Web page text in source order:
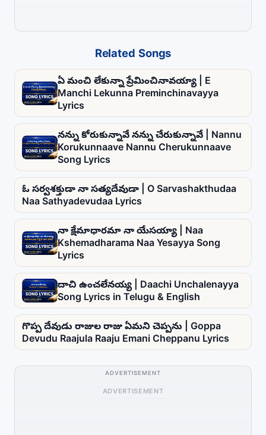
Related Songs
ఏ మంచి లేకున్నా ప్రేమించినావయ్యా | E
Manchi Lekunna Preminchinavayya
Lyrics
నన్ను కోరుకున్నావే నన్ను చేరుకున్నావే | Nannu
Korukunnaave Nannu Cherukunnaave
Song Lyrics
ఓ సర్వశక్తుడా నా సత్యదేవుడా | O Sarvashakthudaa
Naa Sathyadevudaa Lyrics
నా క్షేమాధారమా నా యేసయ్యా | Naa
Kshemadharama Naa Yesayya Song
Lyrics
దాచి ఉంచలేనయ్య | Daachi Unchalenayya
Song Lyrics in Telugu & English
గొప్ప దేవుడు రాజుల రాజు ఏమని చెప్పను | Goppa
Devudu Raajula Raaju Emani Cheppanu Lyrics
ADVERTISEMENT
ADVERTISEMENT